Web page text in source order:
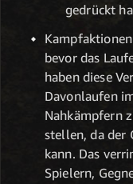
gedrückt
bevor das
haben diese
Davonlaufen
Nahkämpfern
stellen, da der
kann. Das
Spielern,